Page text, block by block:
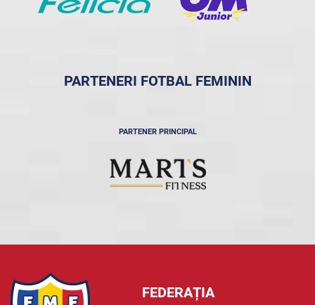
PARTENERI FOTBAL FEMININ
PARTENER PRINCIPAL
FEDERAȚIA